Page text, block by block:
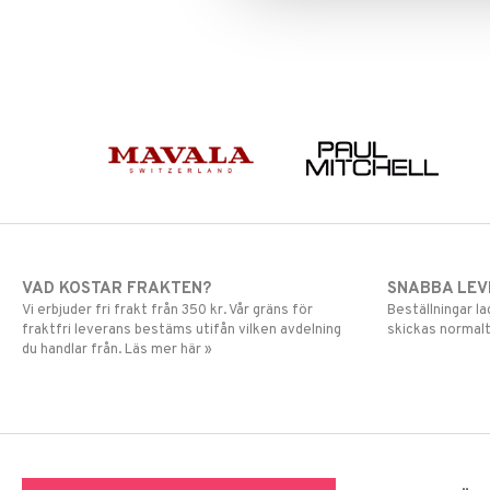
VAD KOSTAR FRAKTEN?
Vi erbjuder fri frakt från 350 kr. Vår gräns för
fraktfri leverans bestäms utifån vilken avdelning
du handlar från. Läs mer här »
SNABBA
Beställningar
skickas